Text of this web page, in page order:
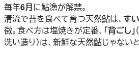
毎年6月に鮎漁が解禁。
清流で苔を食べて育つ天然鮎は、 す
徴。食べ方は塩焼きが定番、 「背ごし」
洗い造り）は、新鮮な天然鮎じゃない